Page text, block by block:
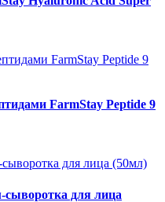
FarmStay Peptide 9
для лица